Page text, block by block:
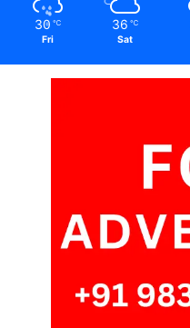
30 ℃
Fri
36 ℃
Sat